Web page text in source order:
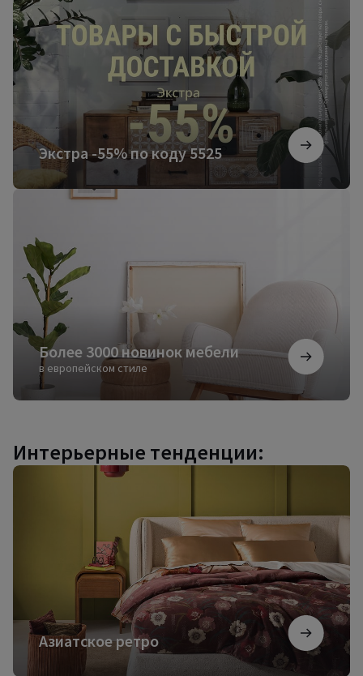
Экстра -55% по коду 5525
по
коду
5525
Более 3000 новинок мебели
в европейском стиле
мебели
Интерьерные тенденции:
Азиатское ретро
Азиатское